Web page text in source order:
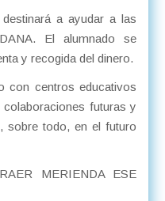
a ayudar a las
El alumnado se
y recogida del dinero.
con centros educativos
futuras y
sobre todo, en el futuro
MERIENDA ESE